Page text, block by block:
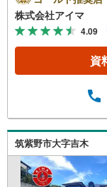
す。＼株式
のローンの
関と提携。
金利プラ
最適な資
いて移動
いたします
大歓迎。
いません。
い探しをお
せくださ
株式会社アイマ
4.09
資
筑紫野市大字吉木